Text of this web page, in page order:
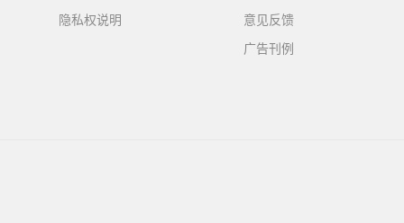
隐私权说明
意见反馈
广告刊例